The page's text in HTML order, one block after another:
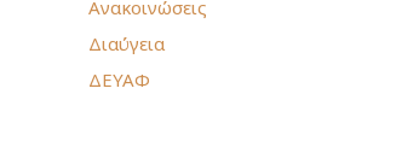
Ανακοινώσεις
Διαύγεια
ΔΕΥΑΦ